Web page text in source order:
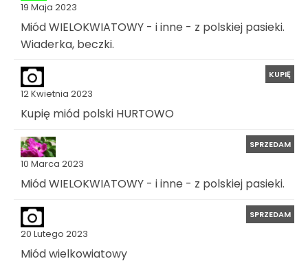
19 Maja 2023
Miód WIELOKWIATOWY - i inne - z polskiej pasieki.
Wiaderka, beczki.
12 Kwietnia 2023
KUPIĘ
Kupię miód polski HURTOWO
10 Marca 2023
SPRZEDAM
Miód WIELOKWIATOWY - i inne - z polskiej pasieki.
20 Lutego 2023
SPRZEDAM
Miód wielkowiatowy